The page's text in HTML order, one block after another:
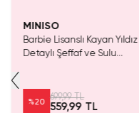
MINISO
Barbie Lisanslı Kayan Yıldız
Detaylı Şeffaf ve Sulu
%20
699,99 TL
559,99 TL